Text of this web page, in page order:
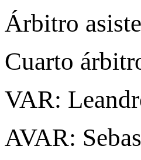
Árbitro
Cuarto
VAR:
AVAR: